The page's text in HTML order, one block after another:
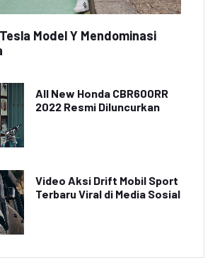
Model Y Mendominasi
All New Honda CBR600RR
2022 Resmi Diluncurkan
Video Aksi Drift Mobil Sport
Terbaru Viral di Media Sosial